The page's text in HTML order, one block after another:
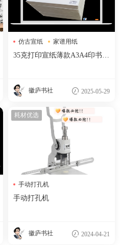
仿古宣纸
家谱用纸
打印宣纸
35克打印宣纸薄款A3A4印书纸
徽庐书社 2025-05-29
耗材优选
手动打孔机
手动打孔机
徽庐书社 2024-04-21